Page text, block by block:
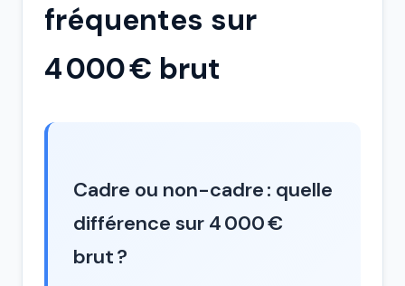
fréquentes sur
4 000 € brut
Cadre ou non-cadre : quelle
différence sur 4 000 €
brut ?